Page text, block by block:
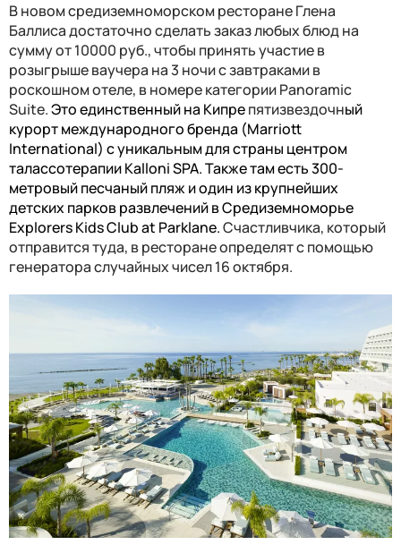
В новом средиземноморском ресторане Глена
Баллиса достаточно сделать заказ любых блюд на
сумму от 10000 руб., чтобы принять участие в
розыгрыше ваучера на 3 ночи с завтраками в
роскошном отеле, в номере категории Panoramic
Suite.Это единственный на Кипрепятизвездочный
курорт международного бренда (Marriott
International) с уникальным для страны центром
талассотерапии Kalloni SPA. Также там есть 300-
метровый песчаный пляж и один из крупнейших
детских парков развлечений в Средиземноморье
Explorers Kids Club at Parklane.Счастливчика, который
отправится туда, в ресторане определят с помощью
генератора случайных чисел 16 октября.